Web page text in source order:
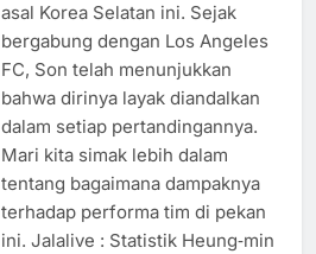
asal Korea Selatan ini. Sejak
bergabung dengan Los Angeles
FC, Son telah menunjukkan
bahwa dirinya layak diandalkan
dalam setiap pertandingannya.
Mari kita simak lebih dalam
tentang bagaimana dampaknya
terhadap performa tim di pekan
ini. Jalalive : Statistik Heung‑min